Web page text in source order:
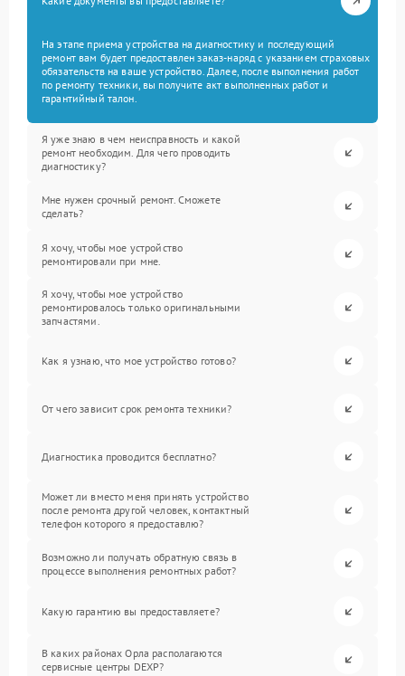
На этапе приема устройства на диагностику и последующий
ремонт вам будет предоставлен заказ-наряд с указанием страховых
обязательств на ваше устройство. Далее, после выполнения работ
по ремонту техники, вы получите акт выполненных работ и
гарантийный талон.
Я уже знаю в чем неисправность и какой
ремонт необходим. Для чего проводить
диагностику?
Мне нужен срочный ремонт. Сможете
сделать?
Я хочу, чтобы мое устройство
ремонтировали при мне.
Я хочу, чтобы мое устройство
ремонтировалось только оригинальными
запчастями.
Как я узнаю, что мое устройство готово?
От чего зависит срок ремонта техники?
Диагностика проводится бесплатно?
Может ли вместо меня принять устройство
после ремонта другой человек, контактный
телефон которого я предоставлю?
Возможно ли получать обратную связь в
процессе выполнения ремонтных работ?
Какую гарантию вы предоставляете?
В каких районах Орла располагаются
сервисные центры DEXP?